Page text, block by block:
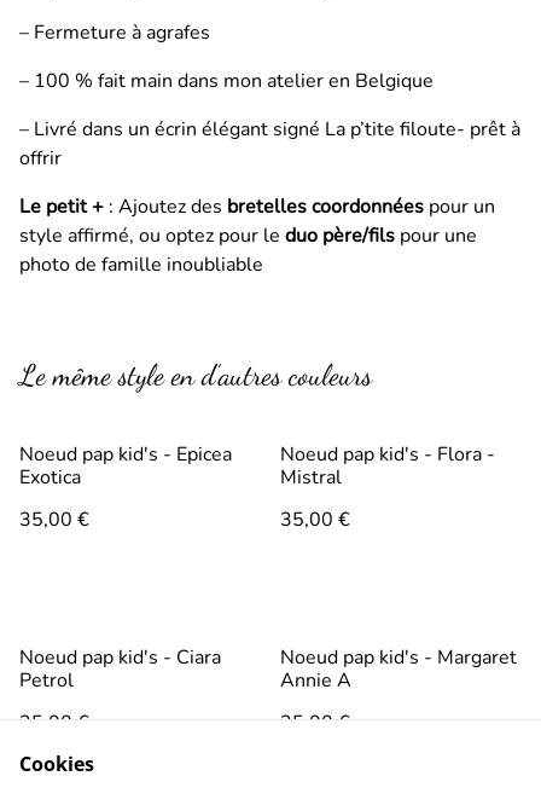
– Fermeture à agrafes
– 100 % fait main dans mon atelier en Belgique
– Livré dans un écrin élégant signé La p’tite filoute- prêt à
offrir
Le petit + : Ajoutez des bretelles coordonnées pour un
style affirmé, ou optez pour le duo père/fils pour une
photo de famille inoubliable
Le même style en d’autres couleurs
Noeud pap kid's - Epicea
Exotica
35,00 €
Noeud pap kid's - Flora -
Mistral
35,00 €
Noeud pap kid's - Ciara
Petrol
35,00 €
Noeud pap kid's - Margaret
Annie A
35,00 €
Cookies